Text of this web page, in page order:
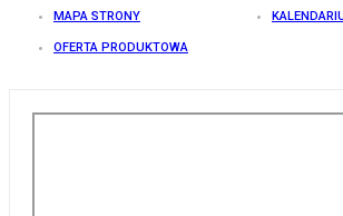
MAPA STRONY
OFERTA PRODUKTOWA